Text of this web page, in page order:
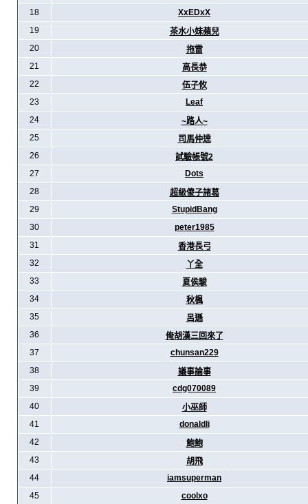
18
XxEDxX
19
茶水小妹蘋兒
20
拖雷
21
高長恭
22
伍子攸
23
Leaf
24
~路人~
25
司馬仲達
26
試驗帳號2
27
Dots
28
超級傻子諸葛
29
StupidBang
30
peter1985
31
香港長弓
32
丫全
33
夏侯駿
34
秋楓
35
呂遜
36
俺胡漢三回來了
37
chunsan229
38
議事論事
39
cdg070089
40
小巫師
41
donaldli
42
鮑鮑
43
胡飛
44
iamsuperman
45
coolxo